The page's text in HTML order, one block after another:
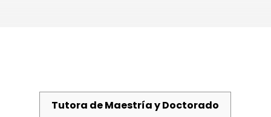
Tutora de Maestría y Doctorado